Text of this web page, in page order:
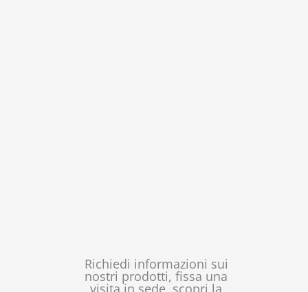
Richiedi informazioni sui
nostri prodotti, fissa una
visita in sede, scopri la